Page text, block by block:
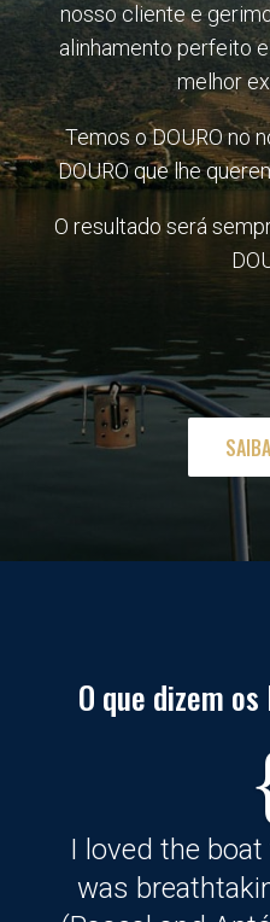
nosso cliente e
alinhamento perfeito
melhor
Temos o DOURO no
DOURO que lhe
O resultado será
O que dizem
I loved the
was